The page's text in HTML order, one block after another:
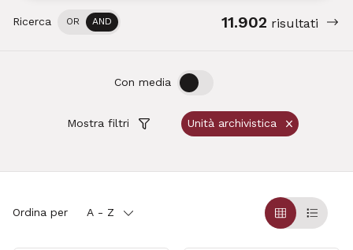
Ricerca OR AND 11.902 risultati
Mostra filtri Unità archivistica
Con media OFF
Ordina per A - Z
GrigliaTable